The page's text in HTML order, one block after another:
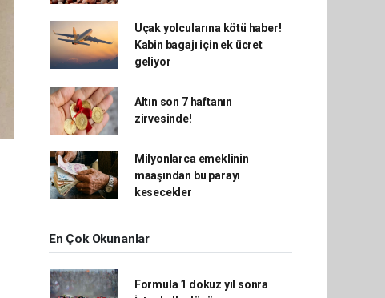
Uçak yolcularına kötü haber!
Kabin bagajı için ek ücret
geliyor
Altın son 7 haftanın
zirvesinde!
Milyonlarca emeklinin
maaşından bu parayı
kesecekler
En Çok Okunanlar
Formula 1 dokuz yıl sonra